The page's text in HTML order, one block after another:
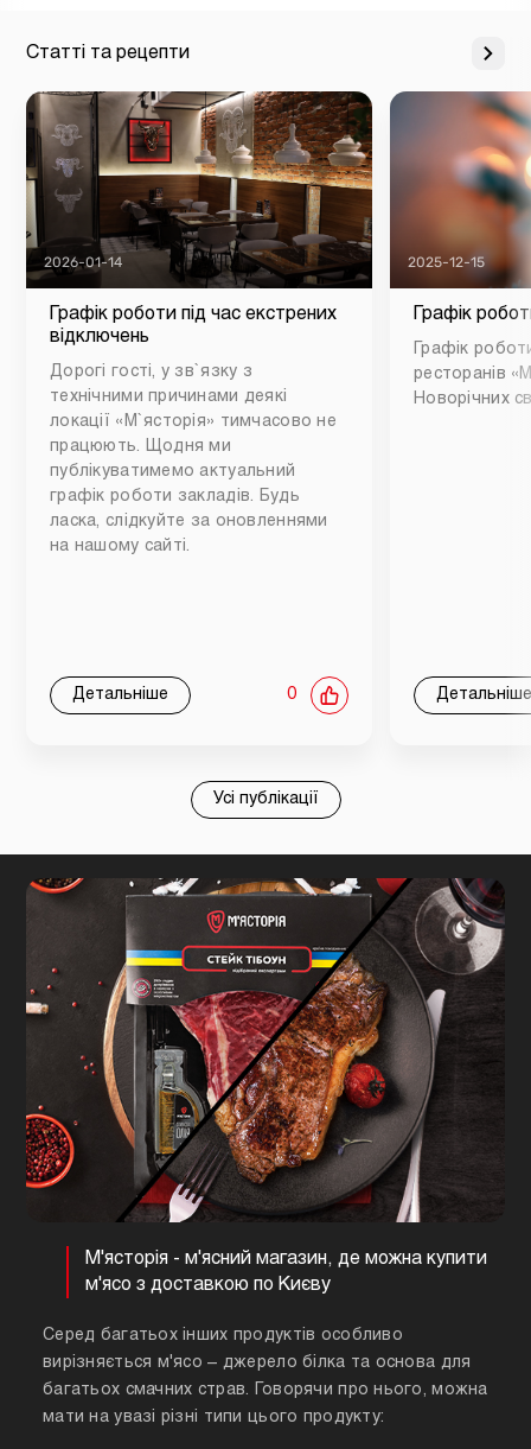
Статті та рецепти
2026-01-14
Графік роботи під час екстрених
відключень
Дорогі гості, у зв`язку з
технічними причинами деякі
локації «М`ясторія» тимчасово не
працюють. Щодня ми
публікуватимемо актуальний
графік роботи закладів. Будь
ласка, слідкуйте за оновленнями
на нашому сайті.
Детальніше 0
2025-12-15
Графік
Графік
ресторанів
Новорічних
Детальніше
Усі публікації
М'ясторія - м'ясний магазин, де можна купити
м'ясо з доставкою по Києву
Серед багатьох інших продуктів особливо
вирізняється м'ясо – джерело білка та основа для
багатьох смачних страв. Говорячи про нього, можна
мати на увазі різні типи цього продукту: